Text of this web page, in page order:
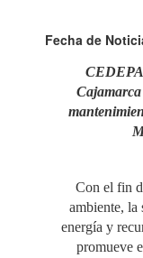
Fecha de
Con el fin
ambiente, la
energía y
promueve